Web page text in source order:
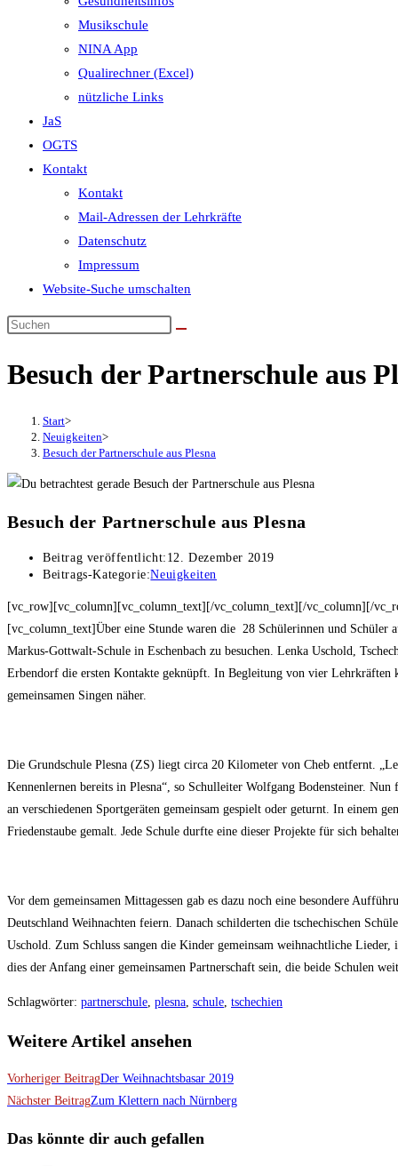
Musikschule
NINA App
Qualirechner (Excel)
nützliche Links
JaS
OGTS
Kontakt
Kontakt
Mail-Adressen der Lehrkräfte
Datenschutz
Impressum
Website-Suche umschalten
Besuch der Partnerschule aus
Start>
Neuigkeiten>
Besuch der Partnerschule aus Plesna
Besuch der Partnerschule aus Plesna
Beitrag veröffentlicht: 12. Dezember 2019
Beitrags-Kategorie:Neuigkeiten
[vc_row][vc_column][vc_column_text][/vc_column_text][/vc_column][/
[vc_column_text]Über eine Stunde waren die 28 Schülerinnen und Schüler
Markus-Gottwalt-Schule in Eschenbach zu besuchen. Lenka Uschold,
Erbendorf die ersten Kontakte geknüpft. In Begleitung von vier Lehrkräften
gemeinsamen Singen näher.
Die Grundschule Plesna (ZS) liegt circa 20 Kilometer von Cheb entfernt.
Kennenlernen bereits in Plesna“, so Schulleiter Wolfgang Bodensteiner.
an verschiedenen Sportgeräten gemeinsam gespielt oder geturnt. In einem
Friedenstaube gemalt. Jede Schule durfte eine dieser Projekte für sich
Vor dem gemeinsamen Mittagessen gab es dazu noch eine besondere
Deutschland Weihnachten feiern. Danach schilderten die tschechischen
Uschold. Zum Schluss sangen die Kinder gemeinsam weihnachtliche
dies der Anfang einer gemeinsamen Partnerschaft sein, die beide Schulen
Schlagwörter: partnerschule, plesna, schule, tschechien
Weitere Artikel ansehen
Vorheriger BeitragDer Weihnachtsbasar 2019
Nächster BeitragZum Klettern nach Nürnberg
Das könnte dir auch gefallen